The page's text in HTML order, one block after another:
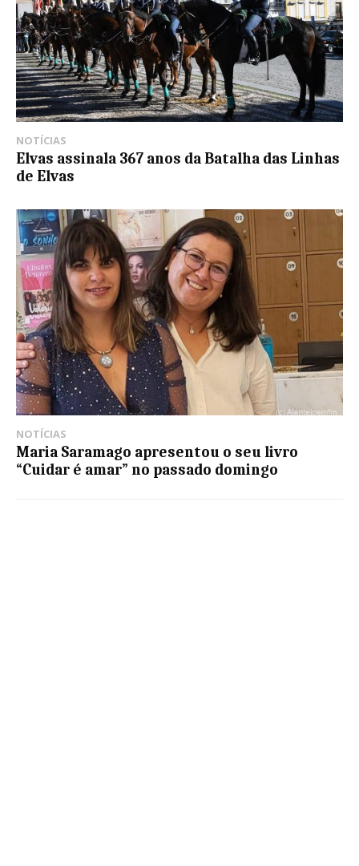
NOTÍCIAS
Elvas assinala 367 anos da Batalha das Linhas
de Elvas
NOTÍCIAS
Maria Saramago apresentou o seu livro
“Cuidar é amar” no passado domingo